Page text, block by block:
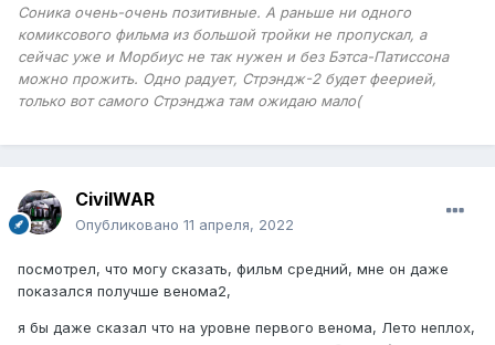
Соника очень-очень позитивные. А раньше ни одного
комиксового фильма из большой тройки не пропускал, а
сейчас уже и Морбиус не так нужен и без Бэтса-Патиссона
можно прожить. Одно радует, Стрэндж-2 будет феерией,
только вот самого Стрэнджа там ожидаю мало(
CivilWAR
Опубликовано 11 апреля, 2022
посмотрел, что могу сказать, фильм средний, мне он даже
показался получше венома2,
я бы даже сказал что на уровне первого венома, Лето неплох,